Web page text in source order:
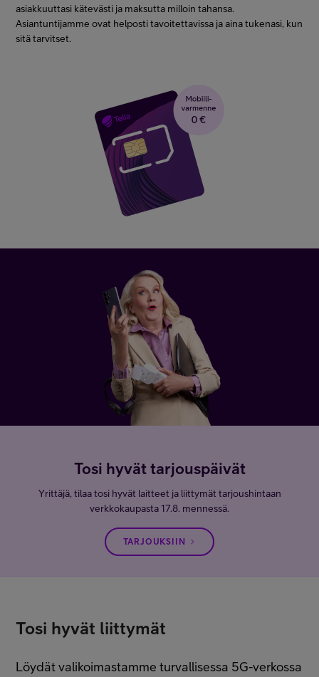
asiakkuuttasi kätevästi ja maksutta milloin tahansa.
Asiantuntijamme ovat helposti tavoitettavissa ja aina tukenasi, kun
sitä tarvitset.
Tosi hyvät tarjouspäivät
Yrittäjä, tilaa tosi hyvät laitteet ja liittymät tarjoushintaan
verkkokaupasta 17.8. mennessä.
TARJOUKSIIN
Tosi hyvät liittymät
Löydät valikoimastamme turvallisessa 5G-verkossa